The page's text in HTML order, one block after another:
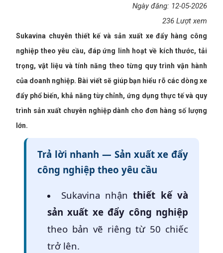
Ngày đăng: 12-05-2026
236 Lượt xem
Sukavina chuyên thiết kế và sản xuất xe đẩy hàng công
nghiệp theo yêu cầu, đáp ứng linh hoạt về kích thước, tải
trọng, vật liệu và tính năng theo từng quy trình vận hành
của doanh nghiệp. Bài viết sẽ giúp bạn hiểu rõ các dòng xe
đẩy phổ biến, khả năng tùy chỉnh, ứng dụng thực tế và quy
trình sản xuất chuyên nghiệp dành cho đơn hàng số lượng
lớn.
Trả lời nhanh — Sản xuất xe đẩy
công nghiệp theo yêu cầu
Sukavina nhậnthiết kế và
sản xuất xe đẩy công nghiệp
theo bản vẽ riêng từ 50 chiếc
trở lên.